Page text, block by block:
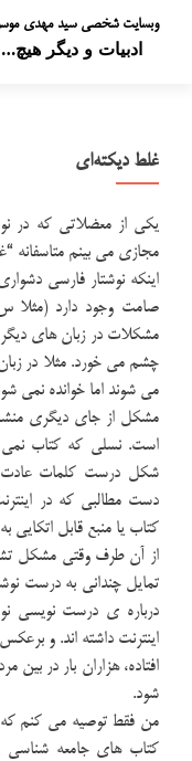
وبسایت شخصی سید مهدی
ادبیات و دیگر هیچ…
غلط دیکته‌ای
یکی از معضلاتی که در
مجازی می بینم متاسفانه
اینکه نوشتار فارسی
صامت وجود دارد
مشکلات در زبان های
چشم می خورد. مثلا در
می شوند اما خوانده نمی
مشکل از جای دیگری
است. نسلی که کتاب
شکل درست کلمات عادت
دست مطالبی که در
کتاب یا منبع قابل
از آن طرف وقتی مشکل
تمایل چندانی به درست
درباره ی درست نویسی
اینترنت داشته اند. و
افتاده، هزاران بار در
شود.
من فقط توصیه می کنم که
کتاب های جامعه شناسی